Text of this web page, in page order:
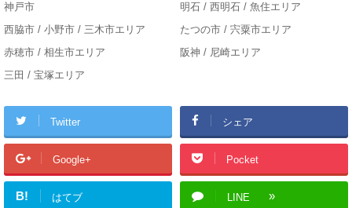
神戸市
明石 / 西明石 / 魚住エリア
西脇市 / 小野市 / 三木市エリア
たつの市 / 宍粟市エリア
赤穂市 / 相生市エリア
阪神 / 尼崎エリア
三田 / 宝塚エリア
Twitter シェア
Google+ Pocket
B! はてブ LINE